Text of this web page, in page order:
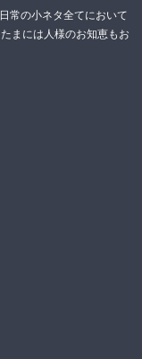
常の小ネタ全てにおいて
まには人様のお知恵もお